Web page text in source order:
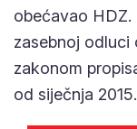
obećavao
zasebnoj odluci
zakonom
od siječnja